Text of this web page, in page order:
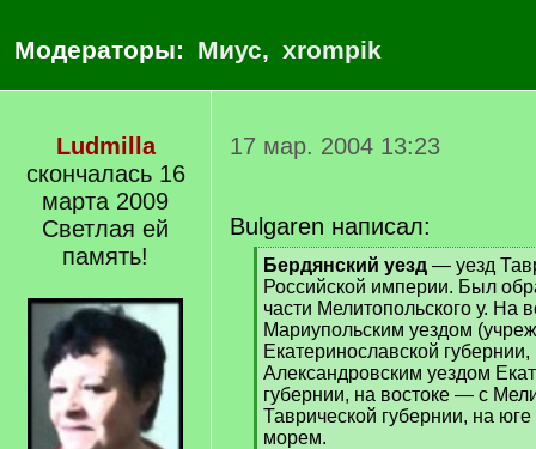
Модераторы: Миус, xrompik
Ludmilla
скончалась 16
марта 2009
Светлая ей
память!
17 мар. 2004 13:23
Bulgaren написал:
[
q
]
Бердянский уезд — уезд
Российской империи. Был
части Мелитопольского у. На
Мариупольским уездом
Екатеринославской
Александровским уездом
губернии, на востоке — с
Таврической губернии, на
морем.